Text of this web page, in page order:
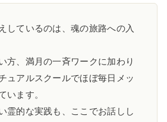
しているのは、魂の旅路への入
方、満月の一斉ワークに加わり
ュアルスクールでほぼ毎日メッ
います。
霊的な実践も、ここでお話しし